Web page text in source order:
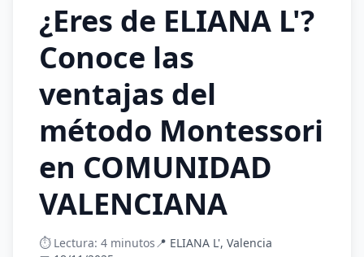
¿Eres de ELIANA L'?
Conoce las
ventajas del
método Montessori
en COMUNIDAD
VALENCIANA
⏱️ Lectura: 4 minutos📍 ELIANA L', Valencia